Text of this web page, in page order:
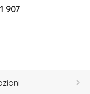
907